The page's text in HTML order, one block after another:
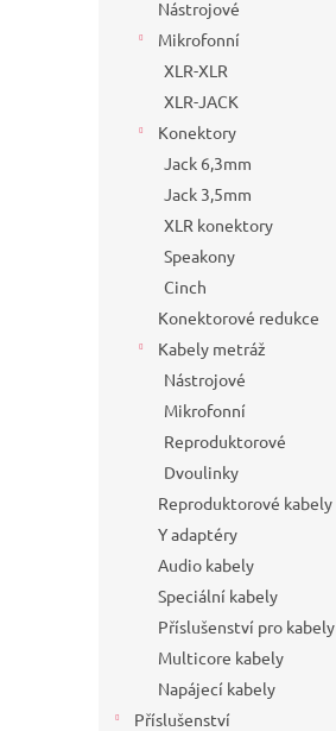
Nástrojové
Mikrofonní
XLR-XLR
XLR-JACK
Konektory
Jack 6,3mm
Jack 3,5mm
XLR konektory
Speakony
Cinch
Konektorové redukce
Kabely metráž
Nástrojové
Mikrofonní
Reproduktorové
Dvoulinky
Reproduktorové kabely
Y adaptéry
Audio kabely
Speciální kabely
Příslušenství pro kabely
Multicore kabely
Napájecí kabely
Příslušenství